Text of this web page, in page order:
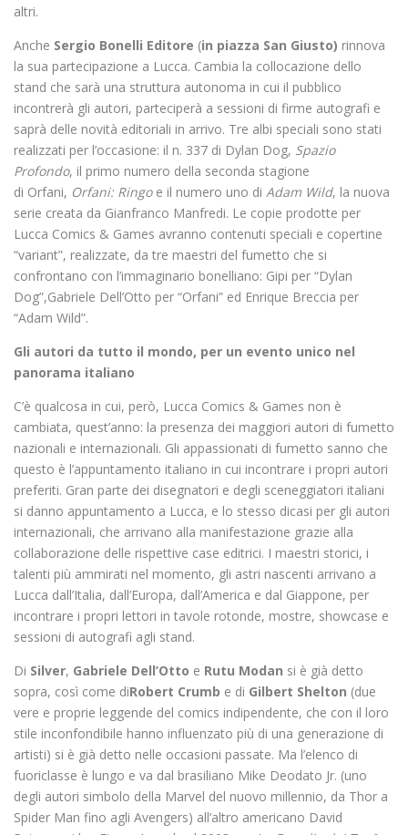
altri.
Anche Sergio Bonelli Editore (in piazza San Giusto) rinnova
la sua partecipazione a Lucca. Cambia la collocazione dello
stand che sarà una struttura autonoma in cui il pubblico
incontrerà gli autori, parteciperà a sessioni di firme autografi e
saprà delle novità editoriali in arrivo. Tre albi speciali sono stati
realizzati per l’occasione: il n. 337 di Dylan Dog, Spazio
Profondo, il primo numero della seconda stagione
di Orfani, Orfani: Ringoe il numero uno di Adam Wild, la nuova
serie creata da Gianfranco Manfredi. Le copie prodotte per
Lucca Comics & Games avranno contenuti speciali e copertine
“variant”, realizzate, da tre maestri del fumetto che si
confrontano con l’immaginario bonelliano: Gipi per “Dylan
Dog”,Gabriele Dell’Otto per “Orfani” ed Enrique Breccia per
“Adam Wild”.
Gli autori da tutto il mondo, per un evento unico nel
panorama italiano
C’è qualcosa in cui, però, Lucca Comics & Games non è
cambiata, quest’anno: la presenza dei maggiori autori di fumetto
nazionali e internazionali. Gli appassionati di fumetto sanno che
questo è l’appuntamento italiano in cui incontrare i propri autori
preferiti. Gran parte dei disegnatori e degli sceneggiatori italiani
si danno appuntamento a Lucca, e lo stesso dicasi per gli autori
internazionali, che arrivano alla manifestazione grazie alla
collaborazione delle rispettive case editrici. I maestri storici, i
talenti più ammirati nel momento, gli astri nascenti arrivano a
Lucca dall’Italia, dall’Europa, dall’America e dal Giappone, per
incontrare i propri lettori in tavole rotonde, mostre, showcase e
sessioni di autografi agli stand.
Di Silver, Gabriele Dell’Otto e Rutu Modan si è già detto
sopra, così come diRobert Crumb e di Gilbert Shelton (due
vere e proprie leggende del comics indipendente, che con il loro
stile inconfondibile hanno influenzato più di una generazione di
artisti) si è già detto nelle occasioni passate. Ma l’elenco di
fuoriclasse è lungo e va dal brasiliano Mike Deodato Jr. (uno
degli autori simbolo della Marvel del nuovo millennio, da Thor a
Spider Man fino agli Avengers) all’altro americano David